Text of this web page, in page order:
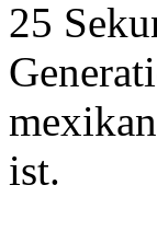
25
ist.